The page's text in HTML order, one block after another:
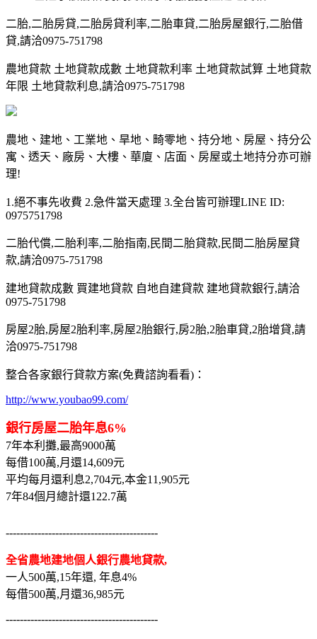
二胎,二胎房貸,二胎房貸利率,二胎車貸,二胎房屋銀行,二胎借
貸,請洽0975-751798
農地貸款 土地貸款成數 土地貸款利率 土地貸款試算 土地貸款
年限 土地貸款利息,請洽0975-751798
農地、建地、工業地、旱地、畸零地、持分地、房屋、持分公
寓、透天、廠房、大樓、華廈、店面、房屋或土地持分亦可辦
理!
1.絕不事先收費 2.急件當天處理 3.全台皆可辦理LINE ID:
0975751798
二胎代償,二胎利率,二胎指南,民間二胎貸款,民間二胎房屋貸
款,請洽0975-751798
建地貸款成數 買建地貸款 自地自建貸款 建地貸款銀行,請洽
0975-751798
房屋2胎,房屋2胎利率,房屋2胎銀行,房2胎,2胎車貸,2胎增貸,請
洽0975-751798
整合各家銀行貸款方案(免費諮詢看看)：
http://www.youbao99.com/
銀行房屋二胎年息6%
7年本利攤,最高9000萬
每借100萬,月還14,609元
平均每月還利息2,704元,本金11,905元
7年84個月總計還122.7萬
-------------------------------------------
全省農地建地個人銀行農地貸款,
一人500萬,15年還, 年息4%
每借500萬,月還36,985元
-------------------------------------------